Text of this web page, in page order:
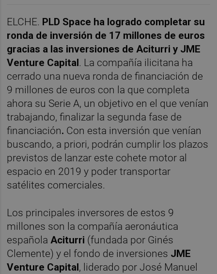
ELCHE. PLD Space ha logrado completar su
ronda de inversión de 17 millones de euros
gracias a las inversiones de Aciturri y JME
Venture Capital. La compañía ilicitana ha
cerrado una nueva ronda de financiación de
9 millones de euros con la que completa
ahora su Serie A, un objetivo en el que venían
trabajando, finalizar la segunda fase de
financiación. Con esta inversión que venían
buscando, a priori, podrán cumplir los plazos
previstos de lanzar este cohete motor al
espacio en 2019 y poder transportar
satélites comerciales.
Los principales inversores de estos 9
millones son la compañía aeronáutica
española Aciturri (fundada por Ginés
Clemente) y el fondo de inversiones JME
Venture Capital, liderado por José Manuel